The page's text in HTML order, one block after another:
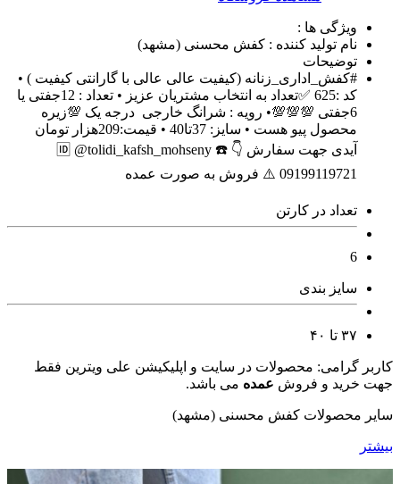
ویژگی ها :
نام تولید کننده : کفش محسنی (مشهد)
توضیحات
#کفش_اداری_زنانه (کیفیت عالی عالی با گارانتی کیفیت ) •
کد :625 ✅️تعداد به انتخاب مشتریان عزیز • تعداد : 12جفتی یا
6جفتی 💯💯💯• رویه : شرانگ خارجی درجه یک 💯زیره
محصول پیو هست • سایز: 37تا40 • قیمت:209هزار تومان
آیدی جهت سفارش 👇 🆔️ @tolidi_kafsh_mohseny ☎️
09199119721 ⚠️ فروش به صورت عمده
تعداد در کارتن
6
سایز بندی
۳۷ تا ۴۰
کاربر گرامی: محصولات در سایت و اپلیکیشن علی ویترین فقط
جهت خرید و فروش عمده می باشد.
سایر محصولات کفش محسنی (مشهد)
بیشتر